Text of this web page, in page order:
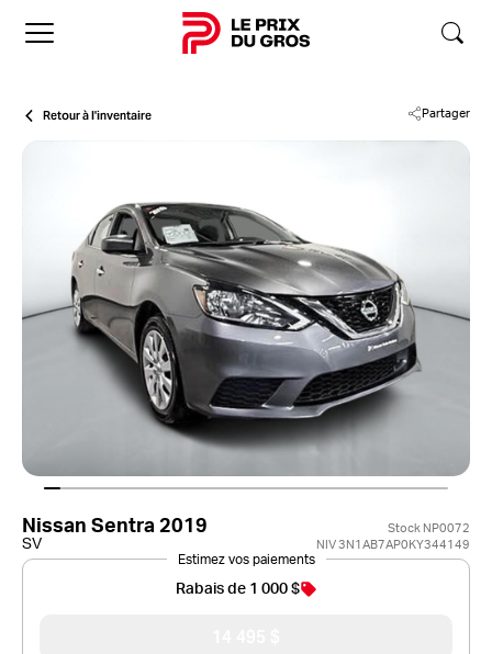
Accueil
Retour à l'inventaire Partager
Nissan Sentra 2019 Stock NP0072
SV NIV 3N1AB7AP0KY344149
Estimez vos paiements
Rabais de 1 000 $